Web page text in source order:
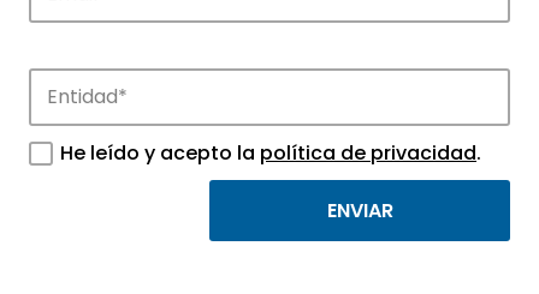
THE BLICKERS SLU
He leído y acepto la política de privacidad.